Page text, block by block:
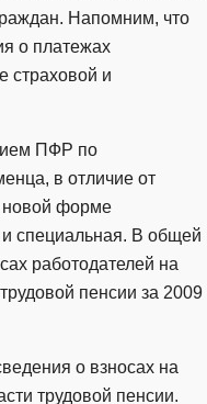
Напомним, что
о платежах
страховой и
ПФР по
в отличие от
форме
специальная. В общей
работодателей на
пенсии за 2009
о взносах на
трудовой пенсии.